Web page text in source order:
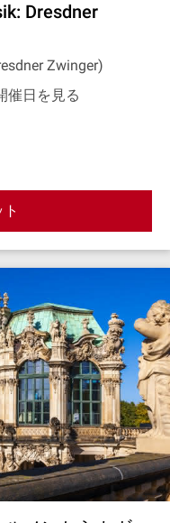
Dresdner
Zwinger)
催日を見る